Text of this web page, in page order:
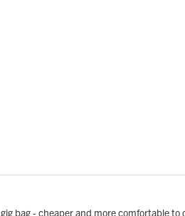
bag - cheaper and more comfortable to